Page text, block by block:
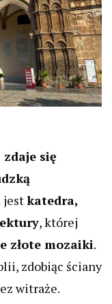
zdaje się
jestkatedra,
, której
złote mozaiki.
zdobiąc ściany
witraże.